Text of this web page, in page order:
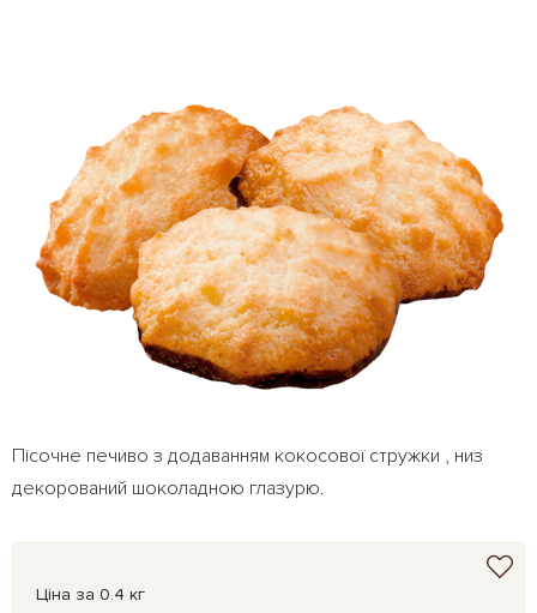
Пісочне печиво з додаванням кокосової стружки , низ
декорований шоколадною глазурю.
Ціна за 0.4 кг